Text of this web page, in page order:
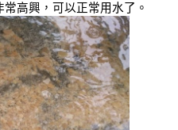
高興，可以正常用水了。